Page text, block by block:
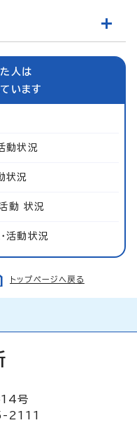
人は
います
動状況
状況
動 状況
活動状況
トップページへ戻る
14号
2111